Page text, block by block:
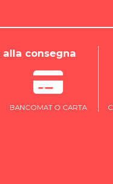
consegna
BANCOMAT O CARTA